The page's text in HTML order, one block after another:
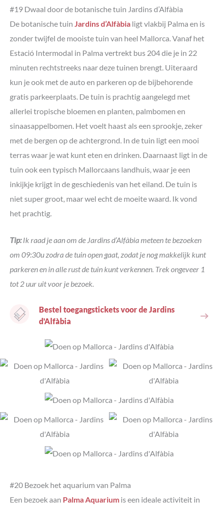
#19 Dwaal door de botanische tuin Jardins d’Alfàbia
De botanische tuin Jardins d’Alfàbia ligt vlakbij Palma en is
zonder twijfel de mooiste tuin van heel Mallorca. Vanaf het
Estació Intermodal in Palma vertrekt bus 204 die je in 22
minuten rechtstreeks naar deze tuinen brengt. Uiteraard
kun je ook met de auto en parkeren op de bijbehorende
gratis parkeerplaats. De tuin is prachtig aangelegd met
allerlei tropische bloemen en planten, palmbomen en
sinaasappelbomen. Het voelt haast als een sprookje, zeker
met de bergen op de achtergrond. In de tuin ligt een mooi
terras waar je wat kunt eten en drinken. Daarnaast ligt in de
tuin ook een typisch Mallorcaans landhuis, waar je een
inkijkje krijgt in de geschiedenis van het eiland. De tuin is
niet super groot, maar wel echt de moeite waard. Ik vond
het prachtig.
Tip:Ik raad je aan om de Jardins d’Alfàbia meteen te bezoeken
om 09:30u zodra de tuin open gaat, zodat je nog makkelijk kunt
parkeren en in alle rust de tuin kunt verkennen. Trek ongeveer 1
tot 2 uur uit voor je bezoek.
Bestel toegangstickets voor de Jardins
d'Alfàbia
#20 Bezoek het aquarium van Palma
Een bezoek aan Palma Aquarium is een ideale activiteit in